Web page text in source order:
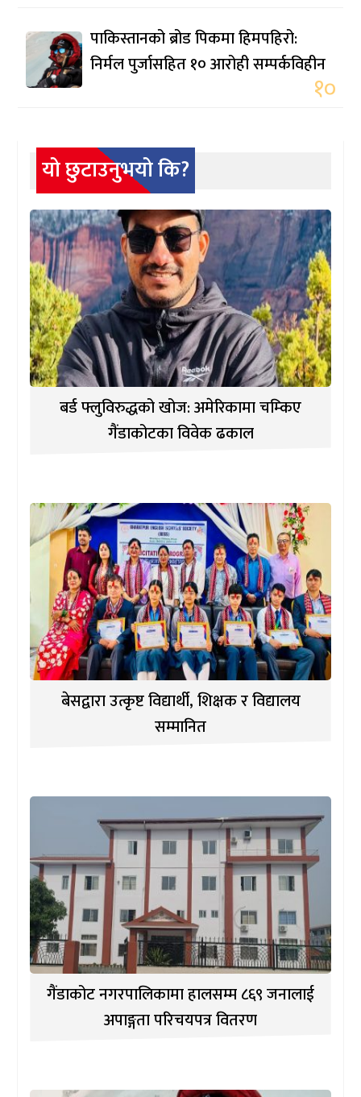
पाकिस्तानको ब्रोड पिकमा हिमपहिरो:
निर्मल पुर्जासहित १० आरोही सम्पर्कविहीन
१०
यो छुटाउनुभयो कि?
बर्ड फ्लुविरुद्धको खोज: अमेरिकामा चम्किए
गैंडाकोटका विवेक ढकाल
बेसद्वारा उत्कृष्ट विद्यार्थी, शिक्षक र विद्यालय
सम्मानित
गैंडाकोट नगरपालिकामा हालसम्म ८६९ जनालाई
अपाङ्गता परिचयपत्र वितरण